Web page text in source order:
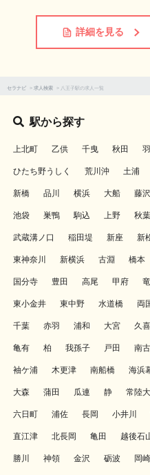
詳細を見る
セラナビ > 求人検索 > 八王子駅の求人一覧
駅から探す
上北町 乙供 千曳 秋田
ひたち野うしく 荒川沖 土浦
新橋 品川 横浜 大船 藤沢
池袋 巣鴨 駒込 上野 秋
武蔵溝ノ口 稲田堤 新座 新
東神奈川 新横浜 古淵 橋本
国分寺 豊田 高尾 甲府
東小金井 東中野 水道橋 両
千葉 赤羽 浦和 大宮 久喜
亀有 柏 我孫子 戸田 南
袖ケ浦 木更津 南船橋 海浜
大森 蒲田 瓜連 静 常陸
六日町 浦佐 長岡 小井川
直江津 北長岡 亀田 越後石
勝川 神領 金沢 砺波 岡崎